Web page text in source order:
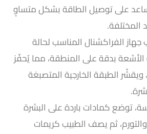
على توصيل الطاقة بشكل متساوٍ
المختلفة.
الفراكشنال المناسب لحالة
بدقة على المنطقة، مما يُحفّز
ويقشّر الطبقة الخارجية المتصبغة
توضع كمادات باردة على البشرة
والتورم، ثم يصف الطبيب كريمات